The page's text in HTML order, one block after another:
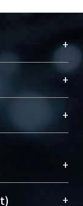
+
藏及向國際
圖書館整合
同功能平
期能整合研
、推廣研究
researcher
the
+
+
+
性的社會運+